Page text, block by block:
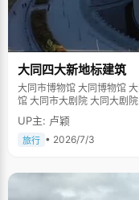
大同四大新地标建筑
大同市博物馆 大同博物馆 大同市美术馆 大同美术馆 大同市图书馆 大同图书
馆 大同市大剧院 大同大剧院
UP主: 卢颖
旅行 • 2026/7/3